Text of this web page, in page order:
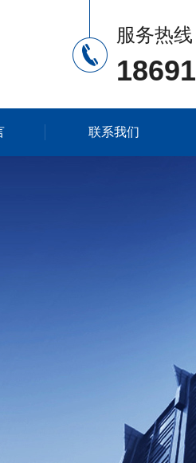
服务热线
联系我们